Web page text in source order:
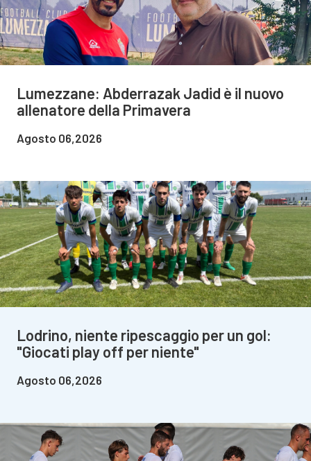
Lumezzane: Abderrazak Jadid è il nuovo
allenatore della Primavera
Agosto 06,2026
Lodrino, niente ripescaggio per un gol:
"Giocati play off per niente"
Agosto 06,2026